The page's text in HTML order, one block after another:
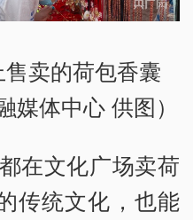
卖的荷包香囊
媒体中心 供图）
在文化广场卖荷
传统文化，也能